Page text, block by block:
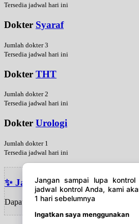
Tersedia jadwal hari ini
Dokter Syaraf
Jumlah dokter 3
Tersedia jadwal hari ini
Dokter THT
Jumlah dokter 2
Tersedia jadwal hari ini
Dokter Urologi
Jumlah dokter 1
Tersedia jadwal hari ini
✨ Jawal dokter hari ini
Dapatkan update jadwal harian!